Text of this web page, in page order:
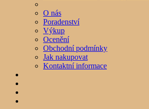
O nás
Poradenství
Výkup
Ocenění
Obchodní podmínky
Jak nakupovat
Kontaktní informace